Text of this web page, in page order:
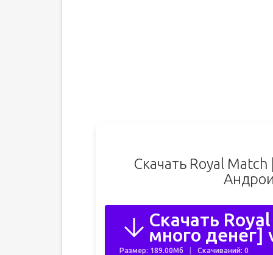
Скачать Royal
Скачать
много денег]
Размер: 189.00Мб Скачиваний: 0